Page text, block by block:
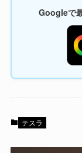
Googleで
テスラ